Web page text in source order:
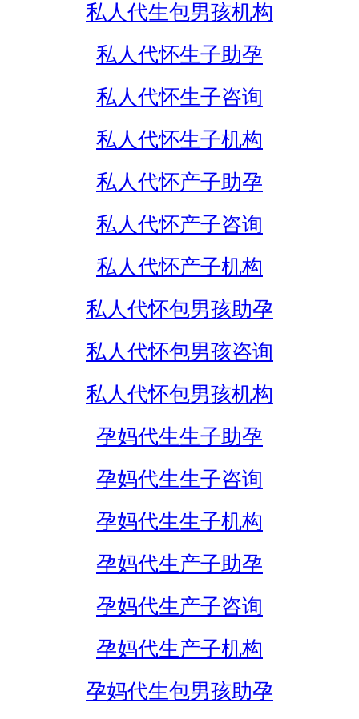
私人代生包男孩机构
私人代怀生子助孕
私人代怀生子咨询
私人代怀生子机构
私人代怀产子助孕
私人代怀产子咨询
私人代怀产子机构
私人代怀包男孩助孕
私人代怀包男孩咨询
私人代怀包男孩机构
孕妈代生生子助孕
孕妈代生生子咨询
孕妈代生生子机构
孕妈代生产子助孕
孕妈代生产子咨询
孕妈代生产子机构
孕妈代生包男孩助孕